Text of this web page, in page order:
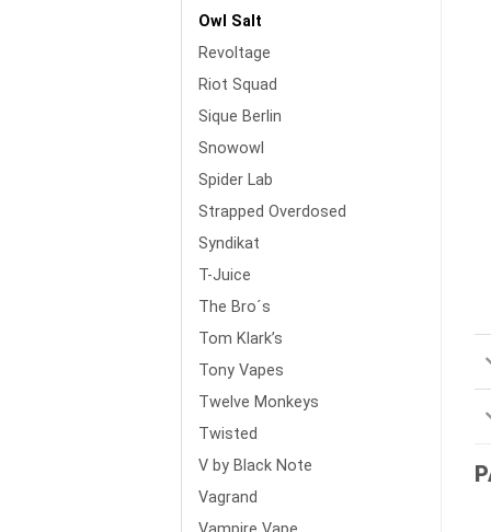
Owl Salt
Revoltage
Riot Squad
Sique Berlin
Snowowl
Spider Lab
Strapped Overdosed
Syndikat
T-Juice
The Bro´s
Tom Klark’s
Tony Vapes
Twelve Monkeys
Twisted
V by Black Note
Vagrand